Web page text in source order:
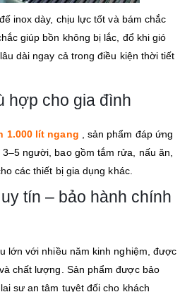
inox dày, chịu lực tốt và bám chắc
giúp bồn không bị lắc, đổ khi gió
dài ngay cả trong điều kiện thời tiết
hợp cho gia đình
1.000 lít ngang , sản phẩm đáp ứng
người, bao gồm tắm rửa, nấu ăn,
các thiết bị gia dụng khác.
tín – bảo hành chính
lớn với nhiều năm kinh nghiệm, được
chất lượng. Sản phẩm được bảo
sự an tâm tuyệt đối cho khách